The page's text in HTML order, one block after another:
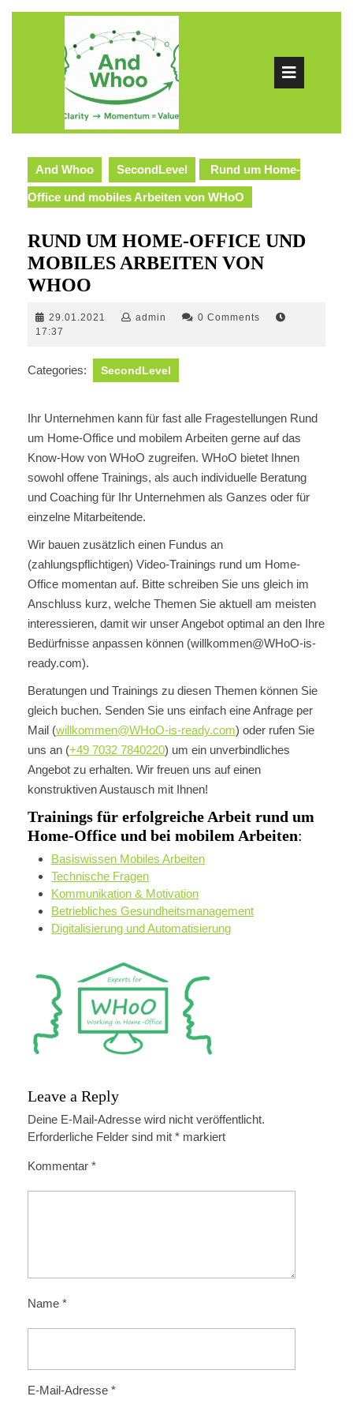
And Whoo SecondLevel Rund um Home-
Office und mobiles Arbeiten von WHoO
RUND UM HOME-OFFICE UND
MOBILES ARBEITEN VON
WHOO
29.01.2021 29.01.2021
admin admin 0 Comments
17:37
Categories: SecondLevel
Ihr Unternehmen kann für fast alle Fragestellungen Rund
um Home-Office und mobilem Arbeiten gerne auf das
Know-How von WHoO zugreifen. WHoO bietet Ihnen
sowohl offene Trainings, als auch individuelle Beratung
und Coaching für Ihr Unternehmen als Ganzes oder für
einzelne Mitarbeitende.
Wir bauen zusätzlich einen Fundus an
(zahlungspflichtigen) Video-Trainings rund um Home-
Office momentan auf. Bitte schreiben Sie uns gleich im
Anschluss kurz, welche Themen Sie aktuell am meisten
interessieren, damit wir unser Angebot optimal an den Ihre
Bedürfnisse anpassen können (willkommen@WHoO-is-
ready.com).
Beratungen und Trainings zu diesen Themen können Sie
gleich buchen. Senden Sie uns einfach eine Anfrage per
Mail (willkommen@WHoO-is-ready.com) oder rufen Sie
uns an (+49 7032 7840220) um ein unverbindliches
Angebot zu erhalten. Wir freuen uns auf einen
konstruktiven Austausch mit Ihnen!
Trainings für erfolgreiche Arbeit rund um
Home-Office und bei mobilem Arbeiten:
Basiswissen Mobiles Arbeiten
Technische Fragen
Kommunikation & Motivation
Betriebliches Gesundheitsmanagement
Digitalisierung und Automatisierung
Leave a Reply
Deine E-Mail-Adresse wird nicht veröffentlicht.
Erforderliche Felder sind mit * markiert
Kommentar *
Name *
E-Mail-Adresse *